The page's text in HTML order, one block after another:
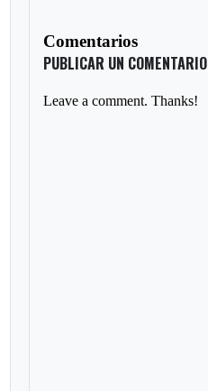
Comentarios
PUBLICAR UN COMENTARIO
Leave a comment. Thanks!